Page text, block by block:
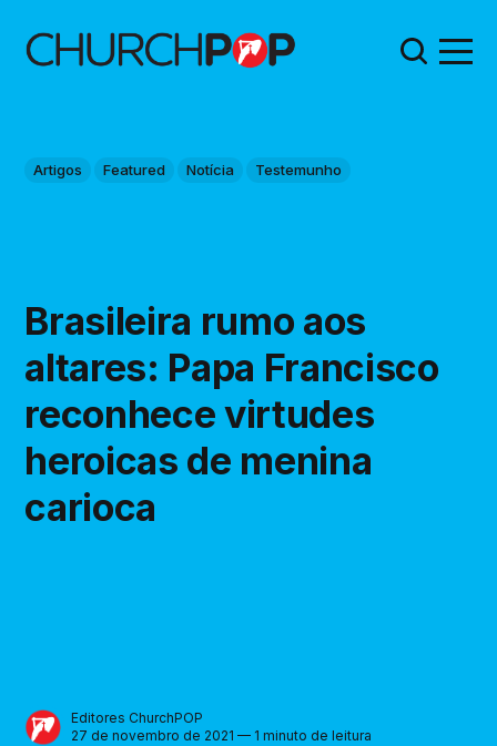
Artigos Featured Notícia Testemunho
Brasileira rumo aos
altares: Papa Francisco
reconhece virtudes
heroicas de menina
carioca
Editores ChurchPOP
27 de novembro de 2021 — 1 minuto de leitura